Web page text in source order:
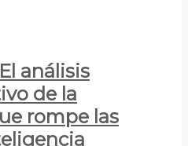
análisis
de la
rompe las